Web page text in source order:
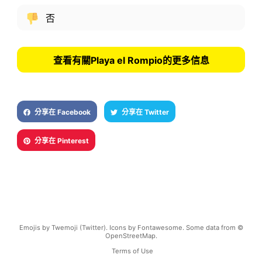
否
查看有關Playa el Rompio的更多信息
分享在 Facebook 分享在 Twitter
分享在 Pinterest
Emojis by Twemoji (Twitter). Icons by Fontawesome. Some data from ©
OpenStreetMap.
Terms of Use